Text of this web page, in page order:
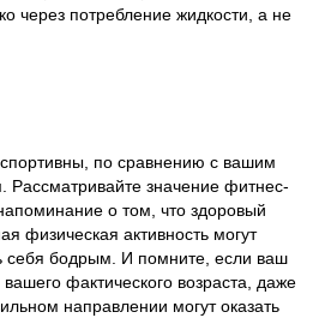
через потребление жидкости, а не
по сравнению с вашим
Рассматривайте значение фитнес-
о том, что здоровый
физическая активность могут
себя бодрым. И помните, если ваш
фактического возраста, даже
направлении могут оказать